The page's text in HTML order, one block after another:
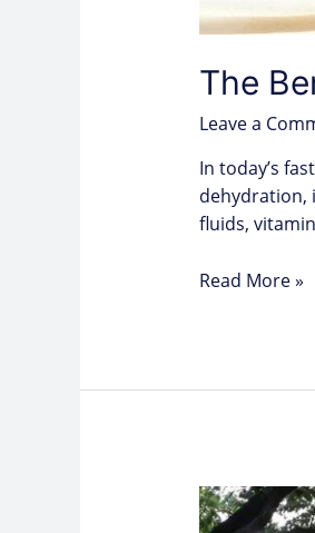
The
Leave a
In today’s
dehydration,
fluids,
Read More »
The
Importance